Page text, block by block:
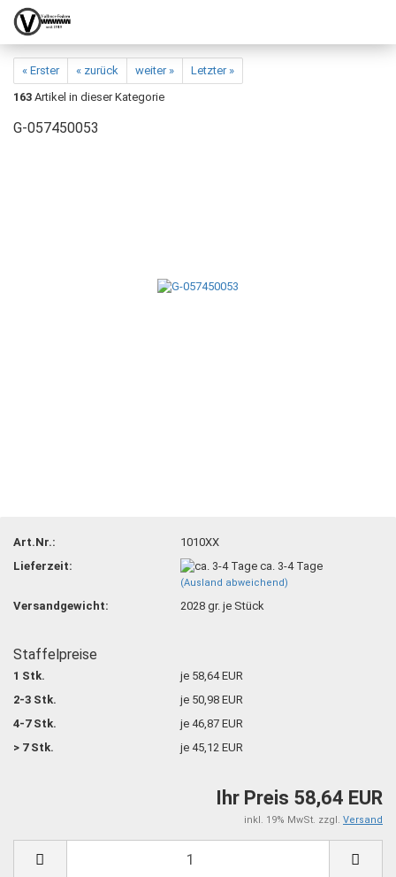
« Erster « zurück weiter »
Letzter »
163 Artikel in dieser Kategorie
G-057450053
Art.Nr.:
1010XX
Lieferzeit:
ca. 3-4 Tage
(Ausland abweichend)
Versandgewicht: 2028 gr. je Stück
Staffelpreise
1 Stk.
je 58,64 EUR
2-3 Stk.
je 50,98 EUR
4-7 Stk.
je 46,87 EUR
> 7 Stk.
je 45,12 EUR
Ihr Preis 58,64 EUR
inkl. 19% MwSt. zzgl. Versand